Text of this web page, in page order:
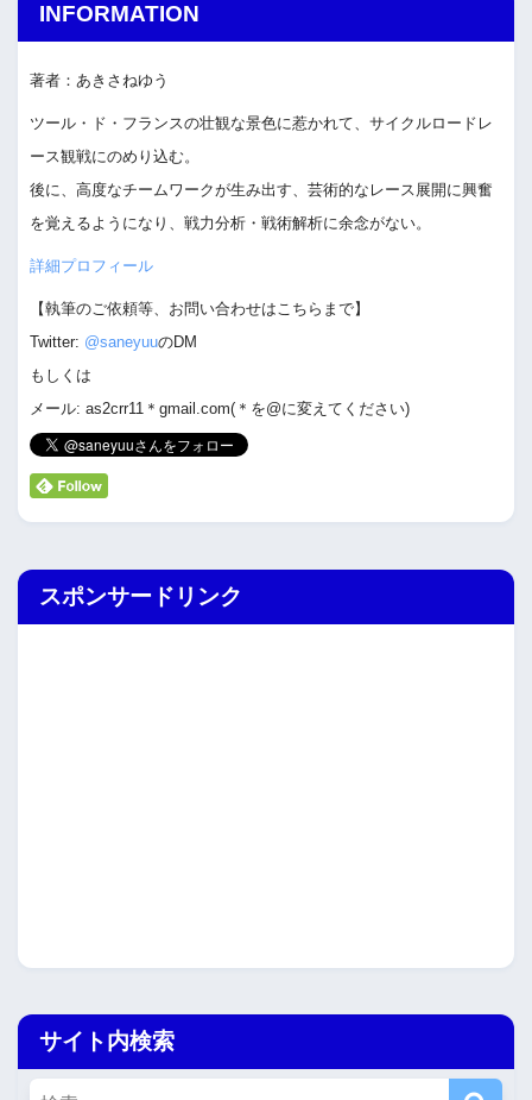
INFORMATION
著者：あきさねゆう
ツール・ド・フランスの壮観な景色に惹かれて、サイクルロードレ
ース観戦にのめり込む。
後に、高度なチームワークが生み出す、芸術的なレース展開に興奮
を覚えるようになり、戦力分析・戦術解析に余念がない。
詳細プロフィール
【執筆のご依頼等、お問い合わせはこちらまで】
Twitter: @saneyuuのDM
もしくは
メール: as2crr11＊gmail.com(＊を@に変えてください)
スポンサードリンク
サイト内検索